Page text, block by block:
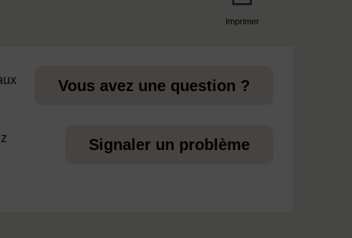
Imprimer
Vous avez une question ?
Signaler un problème